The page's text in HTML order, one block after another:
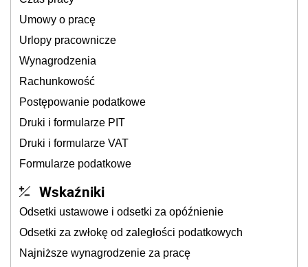
Umowy o pracę
Urlopy pracownicze
Wynagrodzenia
Rachunkowość
Postępowanie podatkowe
Druki i formularze PIT
Druki i formularze VAT
Formularze podatkowe
Wskaźniki
Odsetki ustawowe i odsetki za opóźnienie
Odsetki za zwłokę od zaległości podatkowych
Najniższe wynagrodzenie za pracę